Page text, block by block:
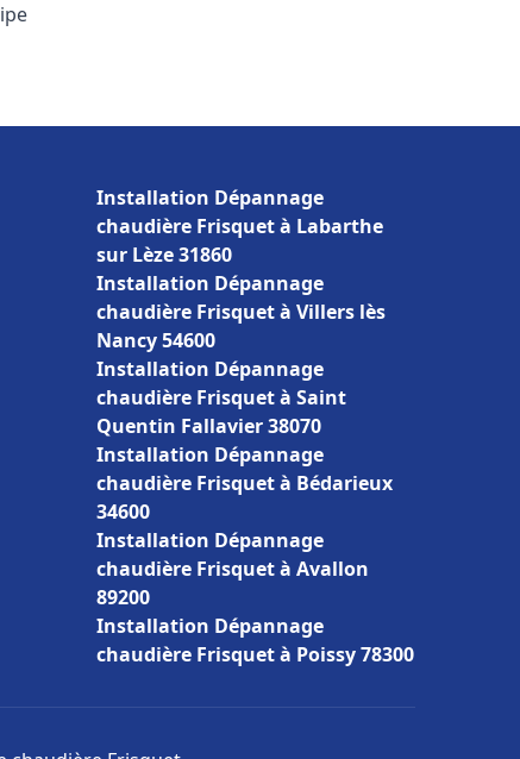
Installation Dépannage
chaudière Frisquet à Labarthe
sur Lèze 31860
Installation Dépannage
chaudière Frisquet à Villers lès
Nancy 54600
Installation Dépannage
chaudière Frisquet à Saint
Quentin Fallavier 38070
Installation Dépannage
chaudière Frisquet à Bédarieux
34600
Installation Dépannage
chaudière Frisquet à Avallon
89200
Installation Dépannage
chaudière Frisquet à Poissy 78300